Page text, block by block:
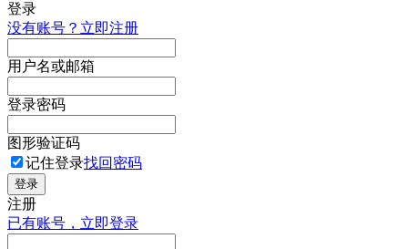
登录
没有账号？立即注册
用户名或邮箱
登录密码
图形验证码
记住登录找回密码
登录
注册
已有账号，立即登录